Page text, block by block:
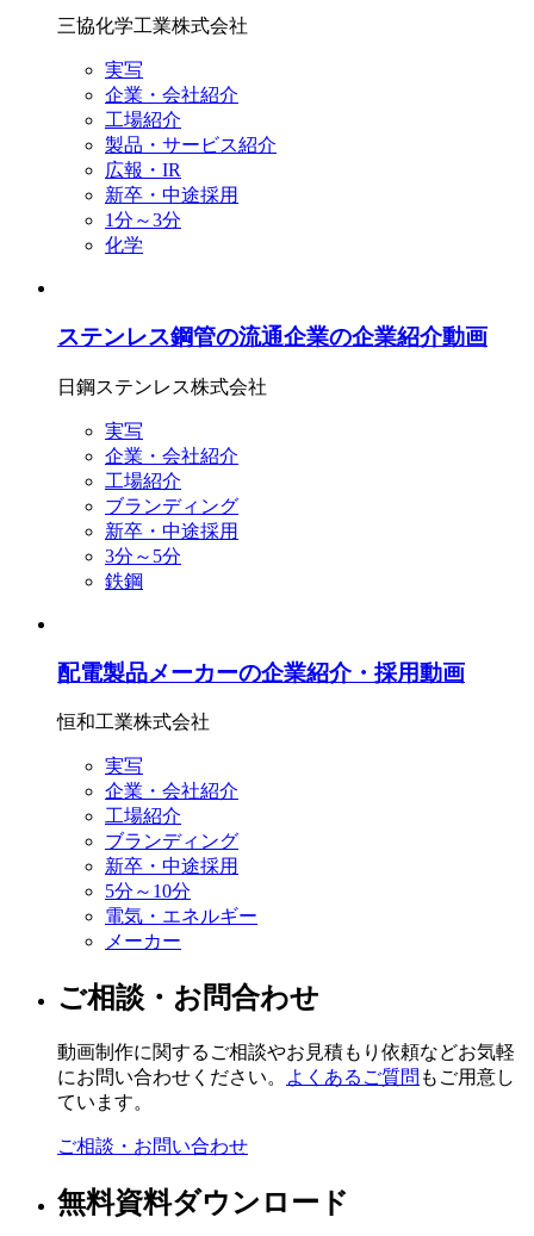
三協化学工業株式会社
実写
企業・会社紹介
工場紹介
製品・サービス紹介
広報・IR
新卒・中途採用
1分～3分
化学
ステンレス鋼管の流通企業の企業紹介動画
日鋼ステンレス株式会社
実写
企業・会社紹介
工場紹介
ブランディング
新卒・中途採用
3分～5分
鉄鋼
配電製品メーカーの企業紹介・採用動画
恒和工業株式会社
実写
企業・会社紹介
工場紹介
ブランディング
新卒・中途採用
5分～10分
電気・エネルギー
メーカー
ご相談・お問合わせ
動画制作に関するご相談やお見積もり依頼などお気軽
にお問い合わせください。
よくあるご質問 もご用意し
ています。
ご相談・お問い合わせ
無料資料ダウンロード